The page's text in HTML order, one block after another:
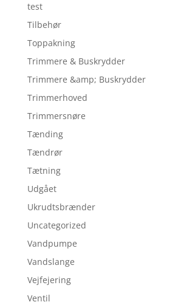
test
Tilbehør
Toppakning
Trimmere & Buskrydder
Trimmere &amp; Buskrydder
Trimmerhoved
Trimmersnøre
Tænding
Tændrør
Tætning
Udgået
Ukrudtsbrænder
Uncategorized
Vandpumpe
Vandslange
Vejfejering
Ventil